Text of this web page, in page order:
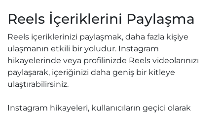
Reels İçeriklerini Paylaşma
Reels içeriklerinizi paylaşmak, daha fazla kişiye
ulaşmanın etkili bir yoludur. Instagram
hikayelerinde veya profilinizde Reels videolarınızı
paylaşarak, içeriğinizi daha geniş bir kitleye
ulaştırabilirsiniz.
Instagram hikayeleri, kullanıcıların geçici olarak